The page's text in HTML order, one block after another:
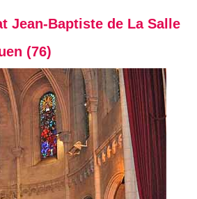
Jean-Baptiste de La Salle
(76)